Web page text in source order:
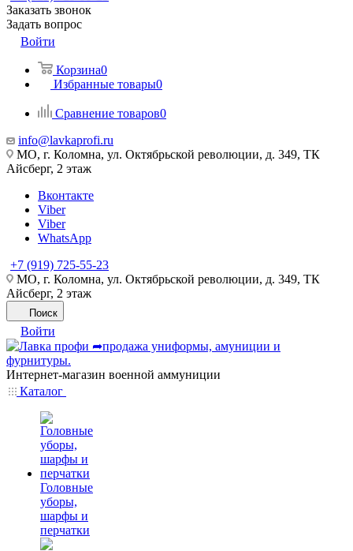
Заказать звонок
Задать вопрос
Войти
Корзина0
Избранные товары0
Сравнение товаров0
info@lavkaprofi.ru
МО, г. Коломна, ул. Октябрьской революции, д. 349, ТК
Айсберг, 2 этаж
Вконтакте
Viber
Viber
WhatsApp
+7 (919) 725-55-23
МО, г. Коломна, ул. Октябрьской революции, д. 349, ТК
Айсберг, 2 этаж
Поиск
Войти
Интернет-магазин военной аммуниции
Каталог
Головные
уборы,
шарфы и
перчатки